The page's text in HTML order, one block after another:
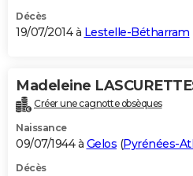
Décès
19/07/2014 à Lestelle-Bétharram
Madeleine
Créer une cagnotte obsèques
Naissance
09/07/1944 à Gelos (Pyrénées-
Décès